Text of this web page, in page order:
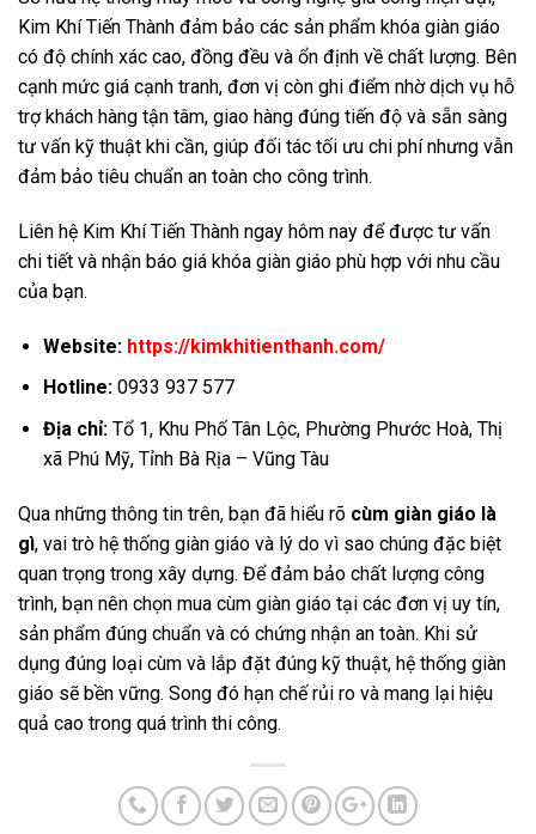
Kim Khí Tiến Thành đảm bảo các sản phẩm khóa giàn giáo
có độ chính xác cao, đồng đều và ổn định về chất lượng. Bên
cạnh mức giá cạnh tranh, đơn vị còn ghi điểm nhờ dịch vụ hỗ
trợ khách hàng tận tâm, giao hàng đúng tiến độ và sẵn sàng
tư vấn kỹ thuật khi cần, giúp đối tác tối ưu chi phí nhưng vẫn
đảm bảo tiêu chuẩn an toàn cho công trình.
Liên hệ Kim Khí Tiến Thành ngay hôm nay để được tư vấn
chi tiết và nhận báo giá khóa giàn giáo phù hợp với nhu cầu
của bạn.
Website: https://kimkhitienthanh.com/
Hotline: 0933 937 577
Địa chỉ:Tổ 1, Khu Phố Tân Lộc, Phường Phước Hoà, Thị
xã Phú Mỹ, Tỉnh Bà Rịa – Vũng Tàu
Qua những thông tin trên, bạn đã hiểu rõ cùm giàn giáo là
gì, vai trò hệ thống giàn giáo và lý do vì sao chúng đặc biệt
quan trọng trong xây dựng. Để đảm bảo chất lượng công
trình, bạn nên chọn mua cùm giàn giáo tại các đơn vị uy tín,
sản phẩm đúng chuẩn và có chứng nhận an toàn. Khi sử
dụng đúng loại cùm và lắp đặt đúng kỹ thuật, hệ thống giàn
giáo sẽ bền vững. Song đó hạn chế rủi ro và mang lại hiệu
quả cao trong quá trình thi công.